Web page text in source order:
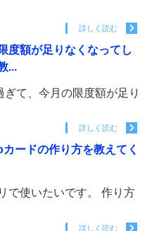
詳しく読む
度額が足りなくなってし
...
て、今月の限度額が足り
詳しく読む
ードの作り方を教えてく
で使いたいです。 作り方
詳しく読む